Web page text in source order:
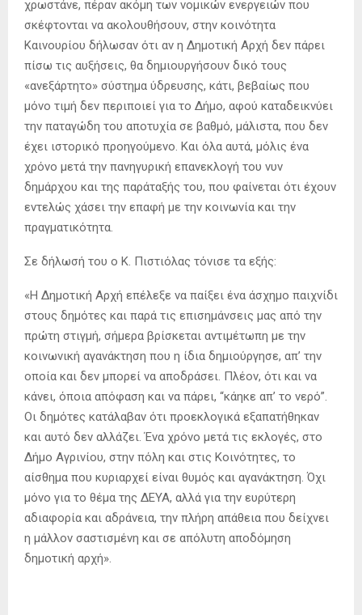
χρωστάνε, πέραν ακόμη των νομικών ενεργειών που
σκέφτονται να ακολουθήσουν, στην κοινότητα
Καινουρίου δήλωσαν ότι αν η Δημοτική Αρχή δεν πάρει
πίσω τις αυξήσεις, θα δημιουργήσουν δικό τους
«ανεξάρτητο» σύστημα ύδρευσης, κάτι, βεβαίως που
μόνο τιμή δεν περιποιεί για το Δήμο, αφού καταδεικνύει
την παταγώδη του αποτυχία σε βαθμό, μάλιστα, που δεν
έχει ιστορικό προηγούμενο. Και όλα αυτά, μόλις ένα
χρόνο μετά την πανηγυρική επανεκλογή του νυν
δημάρχου και της παράταξής του, που φαίνεται ότι έχουν
εντελώς χάσει την επαφή με την κοινωνία και την
πραγματικότητα.
Σε δήλωσή του ο Κ. Πιστιόλας τόνισε τα εξής:
«Η Δημοτική Αρχή επέλεξε να παίξει ένα άσχημο παιχνίδι
στους δημότες και παρά τις επισημάνσεις μας από την
πρώτη στιγμή, σήμερα βρίσκεται αντιμέτωπη με την
κοινωνική αγανάκτηση που η ίδια δημιούργησε, απ’ την
οποία και δεν μπορεί να αποδράσει. Πλέον, ότι και να
κάνει, όποια απόφαση και να πάρει, “κάηκε απ’ το νερό”.
Οι δημότες κατάλαβαν ότι προεκλογικά εξαπατήθηκαν
και αυτό δεν αλλάζει. Ένα χρόνο μετά τις εκλογές, στο
Δήμο Αγρινίου, στην πόλη και στις Κοινότητες, το
αίσθημα που κυριαρχεί είναι θυμός και αγανάκτηση. Όχι
μόνο για το θέμα της ΔΕΥΑ, αλλά για την ευρύτερη
αδιαφορία και αδράνεια, την πλήρη απάθεια που δείχνει
η μάλλον σαστισμένη και σε απόλυτη αποδόμηση
δημοτική αρχή».